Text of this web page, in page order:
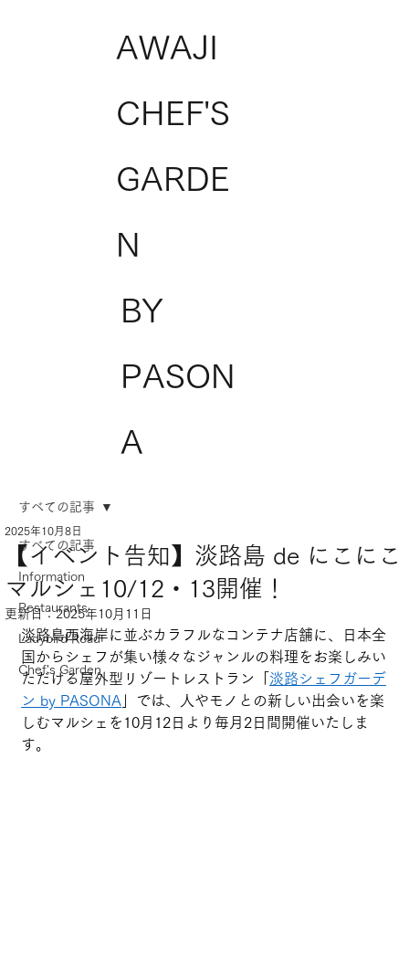
AWAJI
CHEF'S
GARDE
N
BY
PASON
A
すべての記事
Information
Restaurants
Ladybird Road
Chef's Garden
すべての記事
【イベント告知】淡路島 de にこにこ
マルシェ10/12・13開催！
2025年10月8日
更新日：2025年10月11日
淡路島西海岸に並ぶカラフルなコンテナ店舗に、日本全
国からシェフが集い様々なジャンルの料理をお楽しみい
ただける屋外型リゾートレストラン「 淡路シェフガーデ
ン by PASONA 」では、人やモノとの新しい出会いを楽
しむマルシェを10月12日より毎月2日間開催いたしま
す。